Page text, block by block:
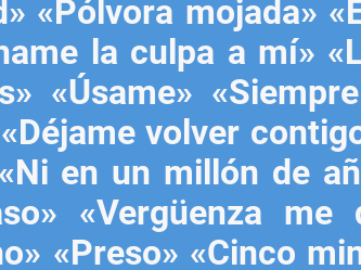
«Pólvora mojada»
la culpa a mí»
«Úsame»
volver
en un millón de
«Vergüenza me
«Preso» «Cinco